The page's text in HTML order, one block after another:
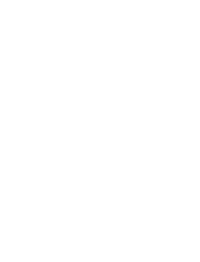
bisogno di immaginare i
e tenere presente che ci si
non quando c’è
essere solo rievocata e
la cris
Si lavora molto sul tempo
la possibilità di fare
dagli operatori e
è offrire una finestra sul
in cui il paziente viene
dei ricordi e può
con l’aiuto di un